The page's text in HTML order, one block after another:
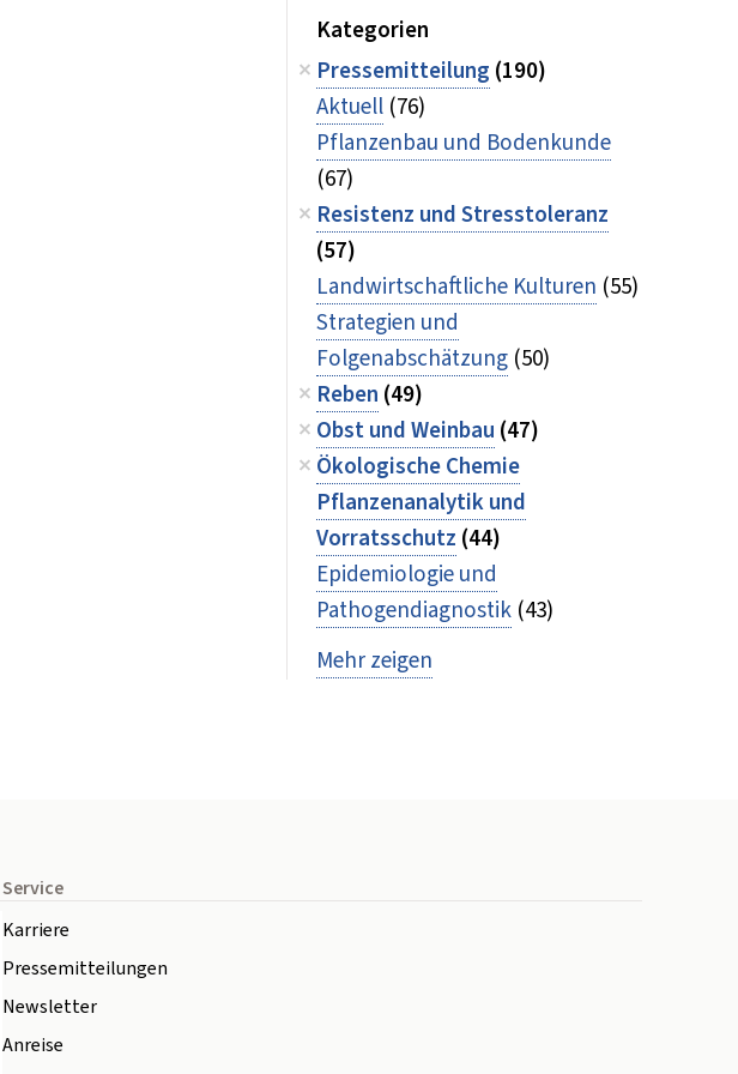
Kategorien
Pressemitteilung (190)
Aktuell (76)
Pflanzenbau und Bodenkunde
(67)
Resistenz und Stresstoleranz
(57)
Landwirtschaftliche Kulturen (55)
Strategien und
Folgenabschätzung (50)
Reben (49)
Obst und Weinbau (47)
Ökologische Chemie
Pflanzenanalytik und
Vorratsschutz (44)
Epidemiologie und
Pathogendiagnostik (43)
Mehr zeigen
Service
Karriere
Pressemitteilungen
Newsletter
Anreise